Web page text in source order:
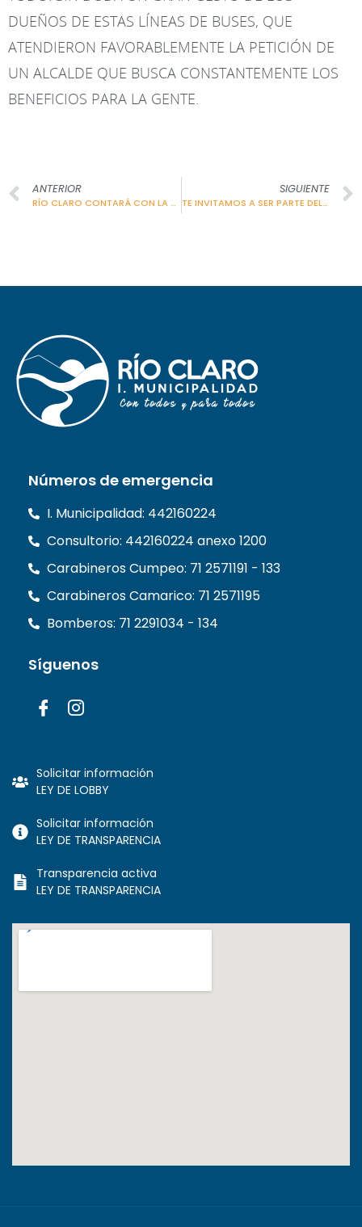
DUEÑOS DE ESTAS LÍNEAS DE BUSES, QUE
ATENDIERON FAVORABLEMENTE LA PETICIÓN DE
UN ALCALDE QUE BUSCA CONSTANTEMENTE LOS
BENEFICIOS PARA LA GENTE.
ANTERIOR
RÍO CLARO CONTARÁ CON LA PRIMERA FARMACIA POPULAR
SIGUIENTE
TE INVITAMOS A SER PARTE DEL PROGRAMA «MUJERES JEFAS DE HOGAR»
Números de emergencia
I. Municipalidad: 442160224
Consultorio: 442160224 anexo 1200
Carabineros Cumpeo: 71 2571191 - 133
Carabineros Camarico: 71 2571195
Bomberos: 71 2291034 - 134
Síguenos
Solicitar información
LEY DE LOBBY
Solicitar información
LEY DE TRANSPARENCIA
Transparencia activa
LEY DE TRANSPARENCIA